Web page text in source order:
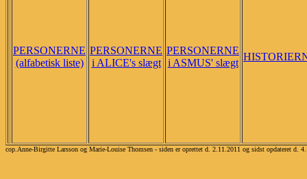
PERSONERNE
(alfabetisk liste)
PERSONERNE
i ALICE's slægt
PERSONERNE
i ASMUS' slægt
cop.Anne-Birgitte Larsson og Marie-Louise Thomsen - siden er oprettet d. 2.11.2011 og sidst opdateret d.